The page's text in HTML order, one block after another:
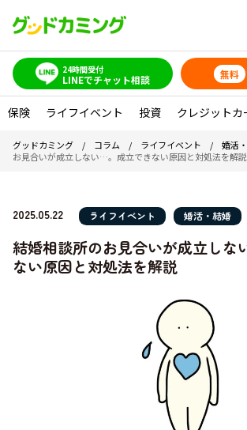
24時間受付
LINEでチャット相談 無料
保険 ライフイベント 投資 クレジットカ
グッドカミング / コラム / ライフイベント / 婚活
お見合いが成立しない…。成立できない原因と対処法を解説
2025.05.22 ライフイベント 婚活・結婚
結婚相談所のお見合いが成立しな
ない原因と対処法を解説